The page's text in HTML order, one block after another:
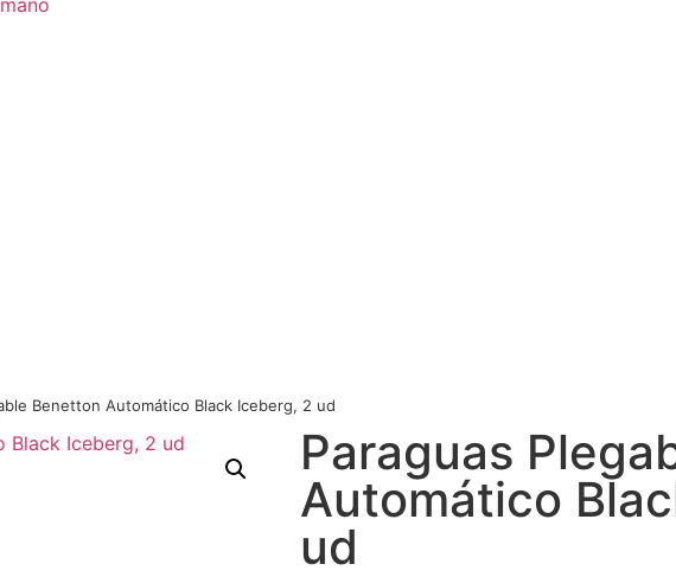
Benetton Automático Black Iceberg, 2 ud
Paraguas
Automático
ud